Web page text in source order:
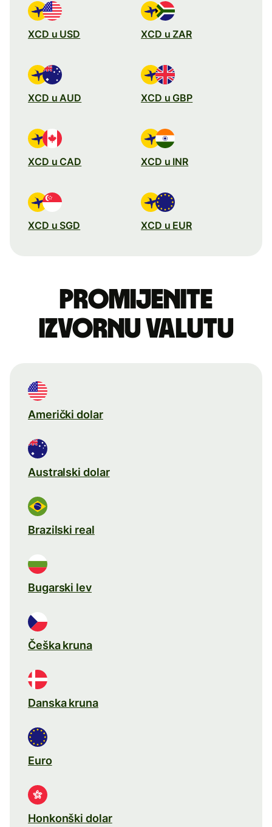
XCD u USD XCD u ZAR
XCD u AUD XCD u GBP
XCD u CAD XCD u INR
XCD u SGD XCD u EUR
Promijenite
izvornu valutu
Američki dolar
Australski dolar
Brazilski real
Bugarski lev
Češka kruna
Danska kruna
Euro
Honkonški dolar